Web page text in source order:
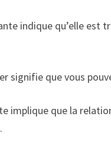
indique qu’elle est
signifie que vous
implique que la